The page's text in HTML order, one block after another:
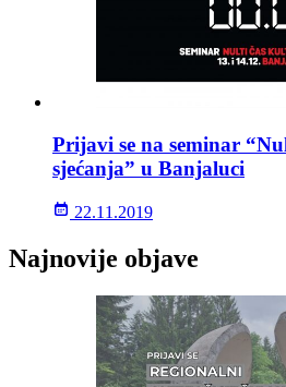
Prijavi se na seminar
sjećanja” u Banjaluci
22.11.2019
Najnovije objave